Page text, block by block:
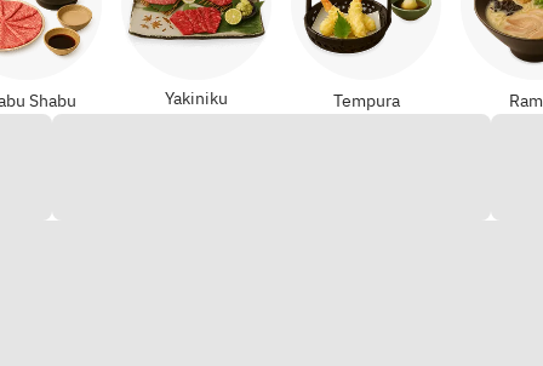
Shabu Yakiniku Tempura